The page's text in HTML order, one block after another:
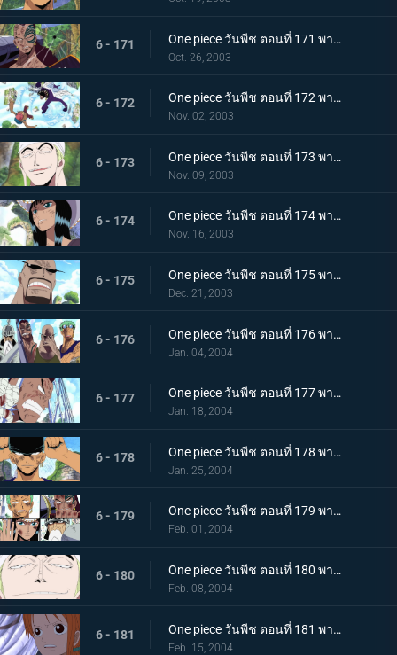
6 - 171 One piece วันพีช ตอนที่ 171 พากย์ไทย เบิร์นบาซูก้าร่ำร้อง!! ลูฟี่ ปะทะ อสูรไวเปอร์
Oct. 26, 2003
6 - 172 One piece วันพีช ตอนที่ 172 พากย์ไทย บททดสอบบึง! ช็อปเปอร์ปะทะเกดาซ!!
Nov. 02, 2003
6 - 173 One piece วันพีช ตอนที่ 173 พากย์ไทย พลังอันไร้เทียมทาน! ร่างจริงของเอเนล "กระจ่างแล้ว"
Nov. 09, 2003
6 - 174 One piece วันพีช ตอนที่ 174 พากย์ไทย เมืองมายา! โบราณสถานแชนดร้าอันยิ่งใหญ่!!
Nov. 16, 2003
6 - 175 One piece วันพีช ตอนที่ 175 พากย์ไทย โอกาสรอด 0%!! ช็อปเปอร์ ปะทะ เทพผู้คุ้มกฎโอม
Dec. 21, 2003
6 - 176 One piece วันพีช ตอนที่ 176 พากย์ไทย ปีนต้นถั่วยักษ์สิ!! การต่อสู้เหนือโบราณสถาน
Jan. 04, 2004
6 - 177 One piece วันพีช ตอนที่ 177 พากย์ไทย แก่นแท้ของบททดสอบเหล็ก! เดธแมตช์กุหลาบขาว!
Jan. 18, 2004
6 - 178 One piece วันพีช ตอนที่ 178 พากย์ไทย เพลงดาบหลั่งไหล! โซโล ปะทะ เทพคุ้มกฎโอม!!
Jan. 25, 2004
6 - 179 One piece วันพีช ตอนที่ 179 พากย์ไทย โบราณสถานถล่ม! ควินเต็ทแห่งฟินาเร่!!
Feb. 01, 2004
6 - 180 One piece วันพีช ตอนที่ 180 พากย์ไทย ศึกตัดสินที่โบราณสถาน! เป้าหมายของก็อดเอเนล?
Feb. 08, 2004
6 - 181 One piece วันพีช ตอนที่ 181 พากย์ไทย ความทะเยอทะยานสู่แฟร์รี่วาซ! เรืออาร์คแม็กซิม!
Feb. 15, 2004